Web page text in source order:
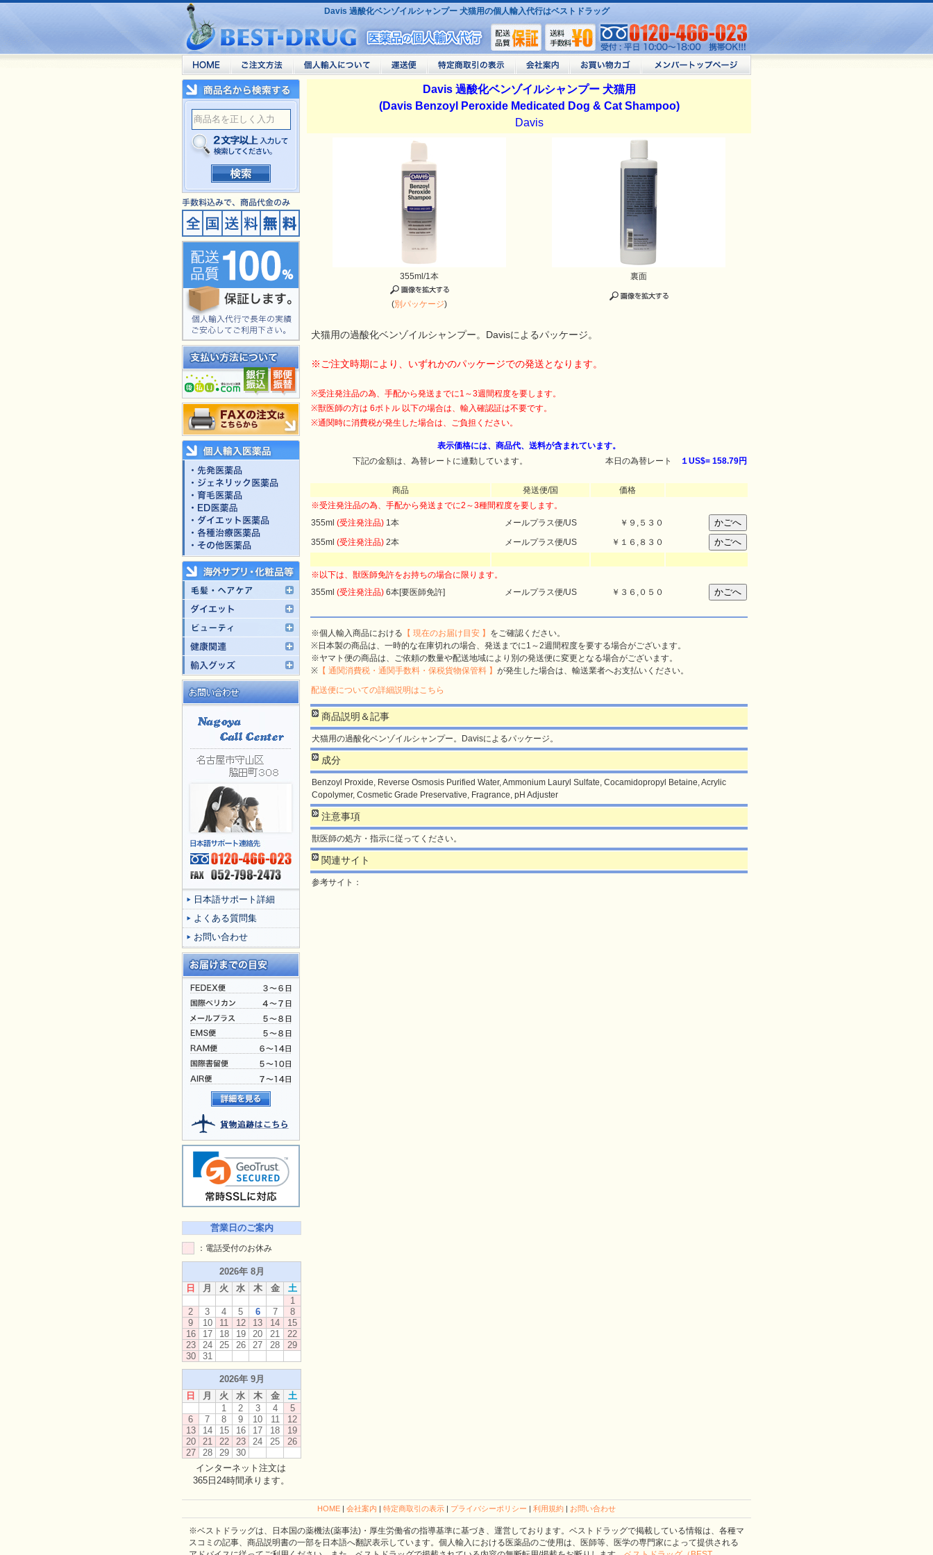
Davis 過酸化ベンゾイルシャンプー 犬猫用の個人輸入代行はベストドラッグ
日本語サポート詳細
よくある質問集
お問い合わせ
営業日のご案内
：電話受付のお休み
2026年 8月
日
月 火 水 木 金
土
1
2
3 4 5 6 7
8
9
10 11 12 13 14
15
16
17 18 19 20 21
22
23
24 25 26 27 28
29
30
31
2026年 9月
日
月 火 水 木 金
土
1
2 3 4
5
6
7 8 9 10 11
12
13
14 15 16 17 18
19
20
21 22 23 24 25
26
27
28 29
30
インターネット注文は
365日24時間承ります。
Davis 過酸化ベンゾイルシャンプー 犬猫用
(Davis Benzoyl Peroxide Medicated Dog & Cat Shampoo)
Davis
355ml/1本 裏面
(別パッケージ)
犬猫用の過酸化ベンゾイルシャンプー。Davisによるパッケージ。
※ご注文時期により、いずれかのパッケージでの発送となります。
※受注発注品の為、手配から発送までに1～3週間程度を要します。
※獣医師の方は 6ボトル 以下の場合は、輸入確認証は不要です。
※通関時に消費税が発生した場合は、ご負担ください。
表示価格には、商品代、送料が含まれています。
下記の金額は、為替レートに連動しています。
本日の為替レート １US$= 158.79円
商品 発送便/国
価格
※受注発注品の為、手配から発送までに2～3種間程度を要します。
355ml (受注発注品) 1本 メールプラス便/US ￥ ９,５３０
355ml (受注発注品) 2本 メールプラス便/US ￥ １６,８３０
※以下は、獣医師免許をお持ちの場合に限ります。
355ml (受注発注品) 6本[要医師免許] メールプラス便/US ￥ ３６,０５０
※個人輸入商品における 【 現在のお届け目安 】 をご確認ください。
※日本製の商品は、一時的な在庫切れの場合、発送までに1～2週間程度を要する場合がございます。
※ヤマト便の商品は、ご依頼の数量や配送地域により別の発送便に変更となる場合がございます。
※ 【 通関消費税・通関手数料・保税貨物保管料 】 が発生した場合は、輸送業者へお支払いください。
配送便についての詳細説明はこちら
商品説明＆記事
犬猫用の過酸化ベンゾイルシャンプー。Davisによるパッケージ。
成分
Benzoyl Proxide, Reverse Osmosis Purified Water, Ammonium Lauryl Sulfate, Cocamidopropyl Betaine, Acrylic
Copolymer, Cosmetic Grade Preservative, Fragrance, pH Adjuster
注意事項
獣医師の処方・指示に従ってください。
関連サイト
参考サイト：
HOME | 会社案内 | 特定商取引の表示 | プライバシーポリシー | 利用規約 | お問い合わせ
※ベストドラッグは、日本国の薬機法(薬事法)・厚生労働省の指導基準に基づき、運営しております。ベストドラッグで掲載している情報は、各種マ
スコミの記事、商品説明書の一部を日本語へ翻訳表示しています。個人輸入における医薬品のご使用は、医師等、医学の専門家によって提供される